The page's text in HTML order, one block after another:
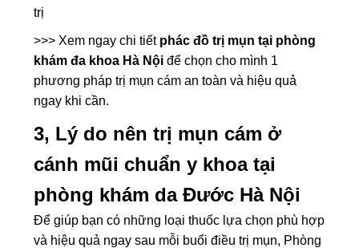
trị
>>> Xem ngay chi tiết phác đồ trị mụn tại phòng
khám đa khoa Hà Nội để chọn cho mình 1
phương pháp trị mụn cám an toàn và hiệu quả
ngay khi cần.
3, Lý do nên trị mụn cám ở
cánh mũi chuẩn y khoa tại
phòng khám da Đước Hà Nội
Để giúp bạn có những loại thuốc lựa chọn phù hợp
và hiệu quả ngay sau mỗi buổi điều trị mụn, Phòng